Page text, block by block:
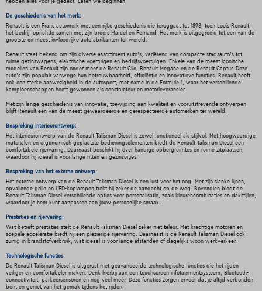
hebben alles voor je gedekt. Laten we beginnen!
De geschiedenis van het merk:
Renault is een Frans automerk met een rijke geschiedenis die teruggaat tot 1898, toen Louis Renault
het bedrijf oprichtte samen met zijn broers Marcel en Fernand. Het merk is uitgegroeid tot een van de
grootste en meest invloedrijke autofabrikanten ter wereld.
Renault staat bekend om zijn diverse assortiment auto's, variërend van compacte stadsauto's tot
ruime gezinswagens, elektrische voertuigen en bedrijfsvoertuigen. Enkele van de meest iconische
modellen van Renault zijn onder meer de Renault Clio, Renault Megane en de Renault Captur. Deze
auto's zijn populair vanwege hun betrouwbaarheid, efficiëntie en innovatieve functies. Renault heeft
ook een sterke aanwezigheid in de autosport, met name in de Formule 1, waar het verschillende
kampioenschappen heeft gewonnen als constructeur en motorleverancier.
Met zijn lange geschiedenis van innovatie, toewijding aan kwaliteit en vooruitstrevende ontwerpen
blijft Renault een van de meest gewaardeerde en gerespecteerde automerken ter wereld.
Bespreking interieurontwerp:
Het interieurontwerp van de Renault Talisman Diesel is zowel functioneel als stijlvol. Met hoogwaardige
materialen en ergonomisch geplaatste bedieningselementen biedt de Renault Talisman Diesel een
comfortabele rijervaring. Daarnaast beschikt hij over handige opbergruimtes en ruime zitplaatsen,
waardoor hij ideaal is voor lange ritten en gezinsuitjes.
Bespreking van het externe ontwerp:
Het externe ontwerp van de Renault Talisman Diesel is een lust voor het oog. Met zijn slanke lijnen,
opvallende grille en LED-koplampen trekt hij zeker de aandacht op de weg. Bovendien biedt de
Renault Talisman Diesel verschillende opties voor personalisatie, zoals kleurencombinaties en dakstijlen,
waardoor je hem kunt aanpassen aan jouw persoonlijke smaak.
Prestaties en rijervaring:
Wat betreft prestaties stelt de Renault Talisman Diesel zeker niet teleur. Met krachtige motoren en
soepele acceleratie biedt hij een plezierige rijervaring. Daarnaast is de Renault Talisman Diesel ook
zuinig in brandstofverbruik, wat ideaal is voor lange afstanden of dagelijks woon-werkverkeer.
Technologische functies:
De Renault Talisman Diesel is uitgerust met geavanceerde technologische functies die het rijden
veiliger en comfortabeler maken. Denk hierbij aan een touchscreen infotainmentsysteem, Bluetooth-
connectiviteit, parkeersensoren en nog veel meer. Deze functies zorgen ervoor dat je altijd verbonden
bent en geniet van het gemak tijdens het rijden.